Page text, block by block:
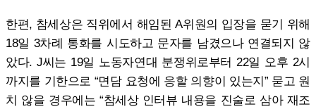
한편, 참세상은 직위에서 해임된 A위원의 입장을 묻기 위해
18일 3차례 통화를 시도하고 문자를 남겼으나 연결되지 않
았다. J씨는 19일 노동자연대 분쟁위로부터 22일 오후 2시
까지를 기한으로 “면담 요청에 응할 의향이 있는지” 묻고 원
치 않을 경우에는 “참세상 인터뷰 내용을 진술로 삼아 재조